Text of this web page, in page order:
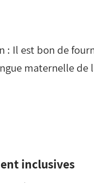
Il est bon de
maternelle de
inclusives